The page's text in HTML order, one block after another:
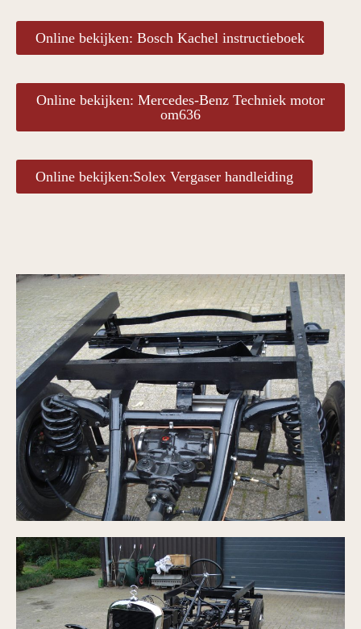
Online bekijken: Bosch Kachel instructieboek
Online bekijken: Mercedes-Benz Techniek motor
om636
Online bekijken:Solex Vergaser handleiding